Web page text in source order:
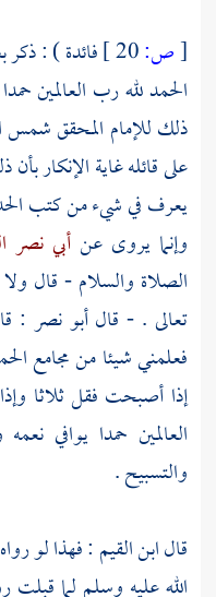
[ص: فائدة ) :
الحمد لله رب العالمين
ذلك للإمام المحقق شمس
على قائله غاية الإنكار
يعرف في شيء من كتب
وإنما يروى عن أبي نصر
الصلاة والسلام - قال
تعالى . - قالأبو نصر :
فعلمني شيئا من مجامع
إذا أصبحت فقل ثلاثا
العالمين حمدا يوافي
والتسبيح .
قالابن القيم : فهذا لو رواه
الله عليه وسلم لما قبلت